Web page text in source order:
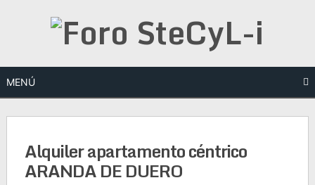
MENÚ
Alquiler apartamento céntrico
ARANDA DE DUERO